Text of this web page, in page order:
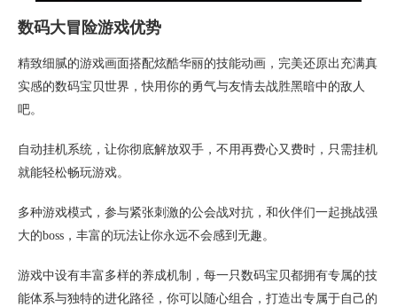
数码大冒险游戏优势
精致细腻的游戏画面搭配炫酷华丽的技能动画，完美还原出充满真
实感的数码宝贝世界，快用你的勇气与友情去战胜黑暗中的敌人
吧。
自动挂机系统，让你彻底解放双手，不用再费心又费时，只需挂机
就能轻松畅玩游戏。
多种游戏模式，参与紧张刺激的公会战对抗，和伙伴们一起挑战强
大的boss，丰富的玩法让你永远不会感到无趣。
游戏中设有丰富多样的养成机制，每一只数码宝贝都拥有专属的技
能体系与独特的进化路径，你可以随心组合，打造出专属于自己的